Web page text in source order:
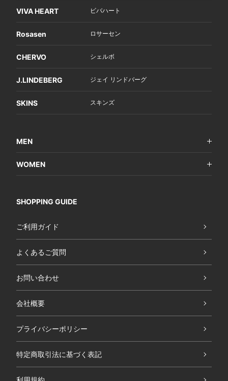
VIVA HEART ビバハート
Rosasen ロサーセン
CHERVO シェルボ
J.LINDEBERG ジェイ リンドバーグ
SKINS スキンズ
MEN
WOMEN
SHOPPING GUIDE
ご利用ガイド
よくあるご質問
お問い合わせ
会社概要
プライバシーポリシー
特定商取引法に基づく表記